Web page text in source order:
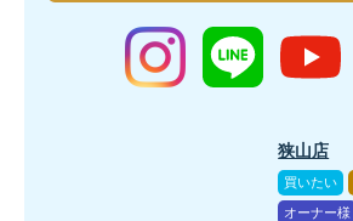
狭山店
買いたい
オーナー様